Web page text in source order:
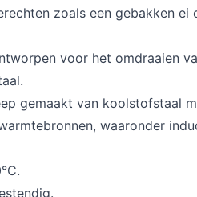
zoals een gebakken ei
voor het omdraaien
gemaakt van koolstofstaal
waaronder